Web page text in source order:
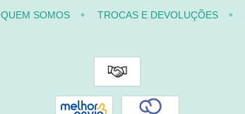
QUEM SOMOS TROCAS E DEVOLUÇÕES